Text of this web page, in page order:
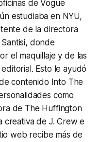
de Vogue
estudiaba en NYU,
de la directora
donde
el maquillaje y de las
Esto le ayudó
contenido Into The
como
de The Huffington
creativa de J. Crew e
web recibe más de